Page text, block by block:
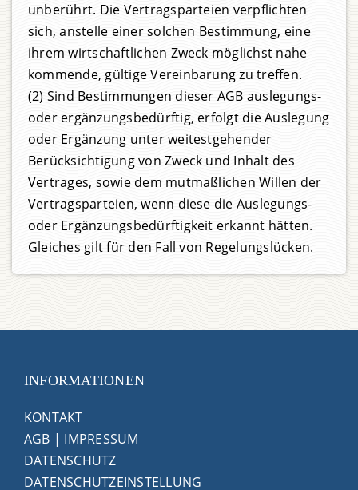
unberührt. Die Vertragsparteien verpflichten
sich, anstelle einer solchen Bestimmung, eine
ihrem wirtschaftlichen Zweck möglichst nahe
kommende, gültige Vereinbarung zu treffen.
(2) Sind Bestimmungen dieser AGB auslegungs-
oder ergänzungsbedürftig, erfolgt die Auslegung
oder Ergänzung unter weitestgehender
Berücksichtigung von Zweck und Inhalt des
Vertrages, sowie dem mutmaßlichen Willen der
Vertragsparteien, wenn diese die Auslegungs-
oder Ergänzungsbedürftigkeit erkannt hätten.
Gleiches gilt für den Fall von Regelungslücken.
INFORMATIONEN
KONTAKT
AGB | IMPRESSUM
DATENSCHUTZ
DATENSCHUTZEINSTELLUNG